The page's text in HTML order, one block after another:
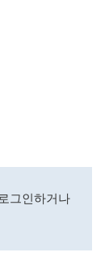
그인하거나